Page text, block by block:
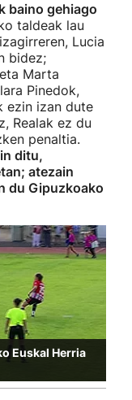
baino gehiago
taldeak lau
Lucia
bidez;
Marta
Pinedok,
ezin izan dute
Realak ez du
penaltia.
ditu,
atezain
du Gipuzkoako
Euskal Herria